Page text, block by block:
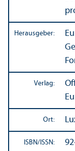
Herausgeber:
Verlag:
Ort:
ISBN/ISSN: